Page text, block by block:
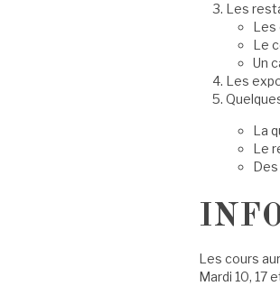
Les
Les
Le
Un
Les
La
Le
Les cours
Mardi 10, 17